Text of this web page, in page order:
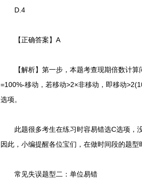
D.4
【正确答案】A
【解析】第一步，本题考查现期倍数计算
=100%-移动，若移动>2×非移动，即移动
选项。
此题很多考生在练习时容易错选C选项，没
因此，小编提醒各位宝们，在做时间段的题型
常见失误题型二：单位易错